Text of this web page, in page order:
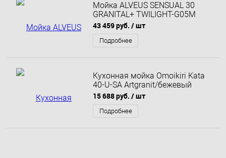
Мойка ALVEUS SENSUAL 30
GRANITAL+ TWILIGHT-G05M
850x520x200; 1x с сифоном
1101462
43 459 руб. / шт
Подробнее
Кухонная мойка Omoikiri Kata
40-U-SA Artgranit/бежевый
4993422 40х42
15 688 руб. / шт
Подробнее